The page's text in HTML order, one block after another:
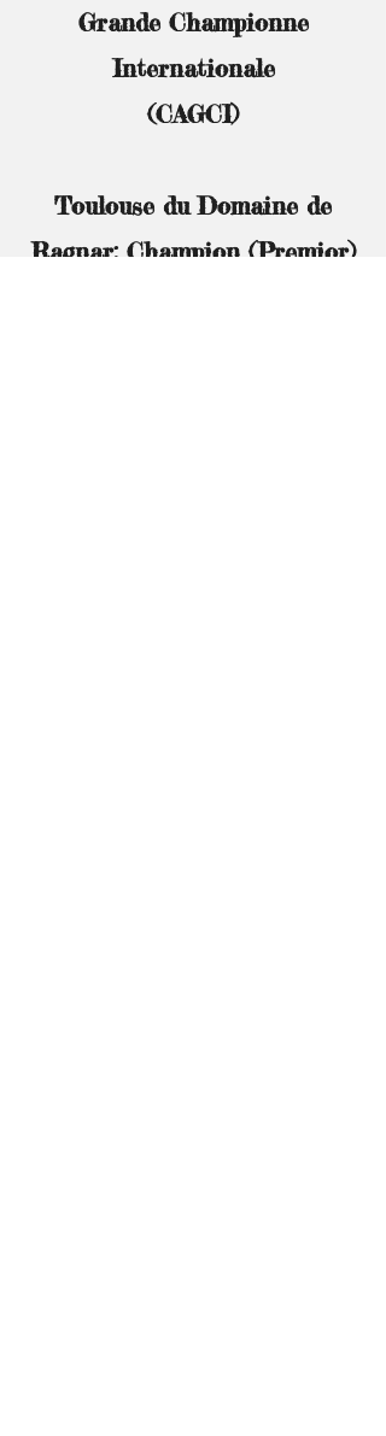
Grande Championne
Internationale
(CAGCI)
Toulouse du Domaine de
Ragnar: Champion (Premior)